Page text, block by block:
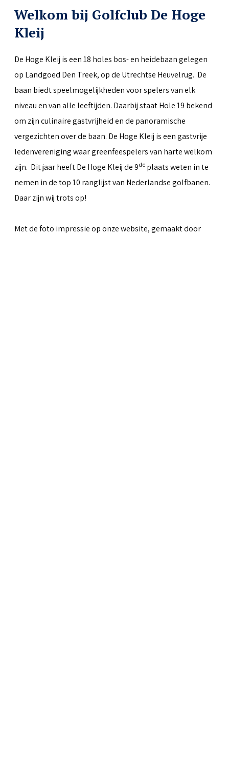
Welkom bij Golfclub De Hoge
Kleij
De Hoge Kleij is een 18 holes bos- en heidebaan gelegen
op Landgoed Den Treek, op de Utrechtse Heuvelrug. De
baan biedt speelmogelijkheden voor spelers van elk
niveau en van alle leeftijden. Daarbij staat Hole 19 bekend
om zijn culinaire gastvrijheid en de panoramische
vergezichten over de baan. De Hoge Kleij is een gastvrije
ledenvereniging waar greenfeespelers van harte welkom
zijn. Dit jaar heeft De Hoge Kleij de 9de plaats weten in te
nemen in de top 10 ranglijst van Nederlandse golfbanen.
Daar zijn wij trots op!
Met de foto impressie op onze website, gemaakt door